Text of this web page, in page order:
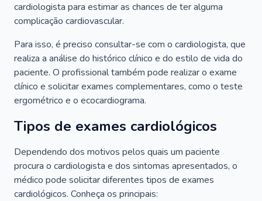
cardiologista para estimar as chances de ter alguma
complicação cardiovascular.
Para isso, é preciso consultar-se com o cardiologista, que
realiza a análise do histórico clínico e do estilo de vida do
paciente. O profissional também pode realizar o exame
clínico e solicitar exames complementares, como o teste
ergométrico e o ecocardiograma.
Tipos de exames cardiológicos
Dependendo dos motivos pelos quais um paciente
procura o cardiologista e dos sintomas apresentados, o
médico pode solicitar diferentes tipos de exames
cardiológicos. Conheça os principais: